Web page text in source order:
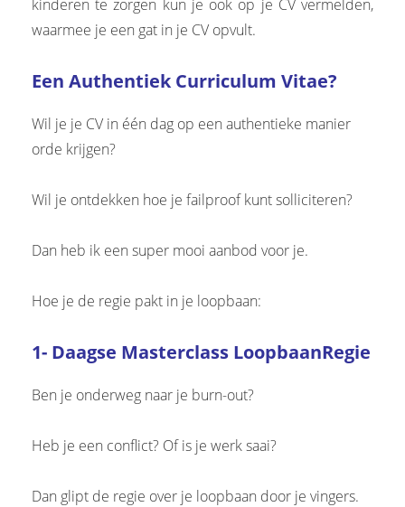
kinderen te zorgen kun je ook op je CV vermelden,
waarmee je een gat in je CV opvult.
Een Authentiek Curriculum Vitae?
Wil je je CV in één dag op een authentieke manier
orde krijgen?
Wil je ontdekken hoe je failproof kunt solliciteren?
Dan heb ik een super mooi aanbod voor je.
Hoe je de regie pakt in je loopbaan:
1- Daagse Masterclass LoopbaanRegie
Ben je onderweg naar je burn-out?
Heb je een conflict? Of is je werk saai?
Dan glipt de regie over je loopbaan door je vingers.